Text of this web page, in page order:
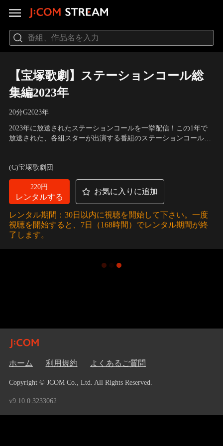
【宝塚歌劇】ステーションコール総
集編2023年
20分G2023年
2023年に放送されたステーションコールを一挙配信！この1年で
放送された、各組スターが出演する番組のステーションコールを
(C)宝塚歌劇団
220円
レンタルする
お気に入りに追加
レンタル期間：30日以内に視聴を開始して下さい。一度
視聴を開始すると、7日（168時間）でレンタル期間が終
了します。
ホーム 利用規約 よくあるご質問
Copyright © JCOM Co., Ltd. All Rights Reserved.
v9.10.0.3233062